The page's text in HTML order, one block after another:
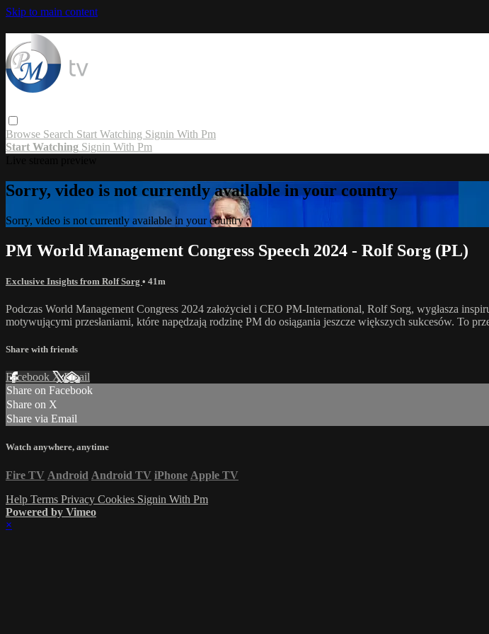
Skip to main content
Browse Search Start Watching Signin With Pm
Start Watching Signin With Pm
Sorry, video is not currently available in your country
Sorry, video is not currently available in your country
PM World Management Congress Speech 2024 - Rolf Sorg (PL)
Exclusive Insights from Rolf Sorg • 41m
Podczas World Management Congress 2024 założyciel i CEO PM-International, Rolf Sorg, wygłasza
motywującymi przesłaniami, które napędzają rodzinę PM do osiągania jeszcze większych sukcesów. To
Share with friends
Facebook XEmail
Share on Facebook
Share on X
Share via Email
Watch anywhere, anytime
Fire TV Android Android TV iPhone Apple TV
Help Terms Privacy Cookies Signin With Pm
Powered by Vimeo
×